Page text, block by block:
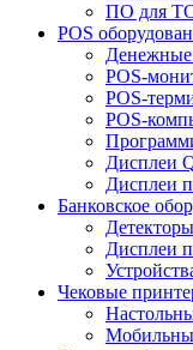
ПО для
POS
POS-
POS-
POS-
Дисплеи
Дисплеи
Банковское
Дисплеи
Чековые